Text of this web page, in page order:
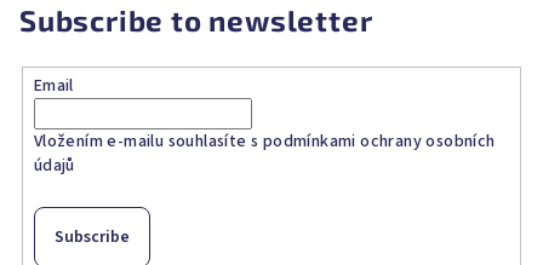
Subscribe to newsletter
Email
Vložením e-mailu souhlasíte s podmínkami ochrany osobních
údajů
Subscribe